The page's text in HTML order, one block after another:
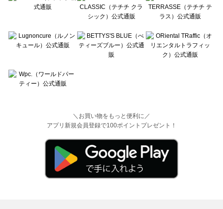
＼お買い物をもっと便利に／
アプリ新規会員登録で100ポイントプレゼント！